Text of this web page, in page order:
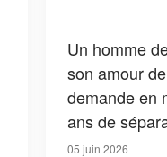
Un homme
son amour
demande en
ans de
05 juin 2026